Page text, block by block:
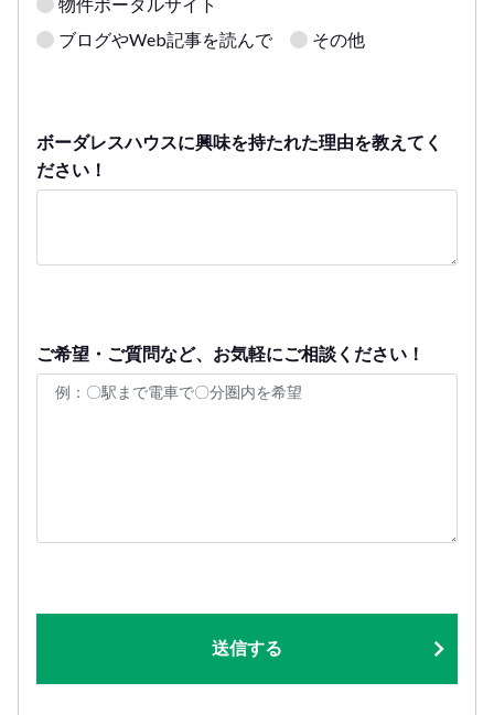
ブログやWeb記事を読んで
その他
ボーダレスハウスに興味を持たれた理由を教えてく
ださい！
ご希望・ご質問など、お気軽にご相談ください！
送信する